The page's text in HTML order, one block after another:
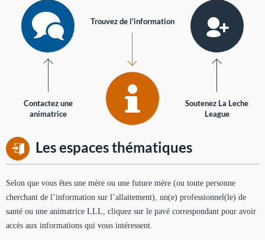
Contactez une
animatrice
Trouvez de l'information
Soutenez La Leche
League
Les espaces thématiques
Selon que vous êtes une mère ou une future mère (ou toute personne
cherchant de l’information sur l’allaitement), un(e) professionnel(le) de
santé ou une animatrice LLL, cliquez sur le pavé correspondant pour avoir
accès aux informations qui vous intéressent.